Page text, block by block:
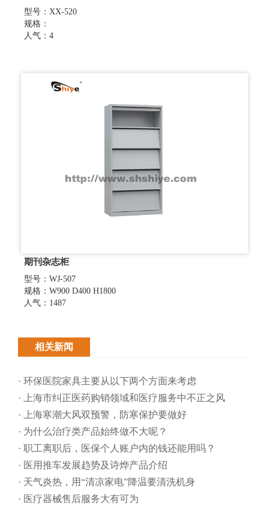
型号：XX-520
规格：
人气：4
期刊杂志柜
型号：WJ-507
规格：W900 D400 H1800
人气：1487
相关新闻
· 环保医院家具主要从以下两个方面来考虑
· 上海市纠正医药购销领域和医疗服务中不正之风
· 上海寒潮大风双预警，防寒保护要做好
· 为什么治疗类产品始终做不大呢？
· 职工离职后，医保个人账户内的钱还能用吗​？
· 医用推车发展趋势及诗烨产品介绍
· 天气炎热，用“清凉家电”降温要清洗机身
· 医疗器械售后服务大有可为